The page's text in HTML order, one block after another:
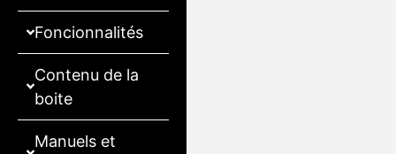
Foncionnalités
Contenu de la
boite
Manuels et